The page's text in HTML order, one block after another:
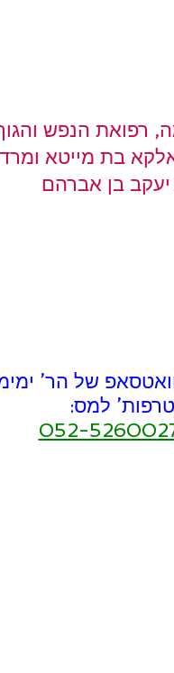
רפואת הנפש
בת מייטא
יעקב בן
של הר’
למס:
052-